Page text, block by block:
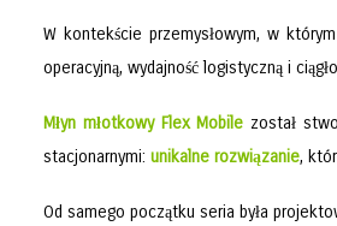
W kontekście przemysłowym, w
operacyjną, wydajność logistyczną i
Młyn młotkowy Flex Mobile został
stacjonarnymi: unikalne rozwiązanie,
Od samego początku seria była